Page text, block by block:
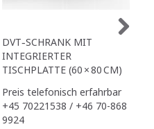
DVT‑SCHRANK MIT
INTEGRIERTER
TISCHPLATTE (60 × 80 CM)
Preis telefonisch erfahrbar
+45 70221538 / +46 70-868
9924